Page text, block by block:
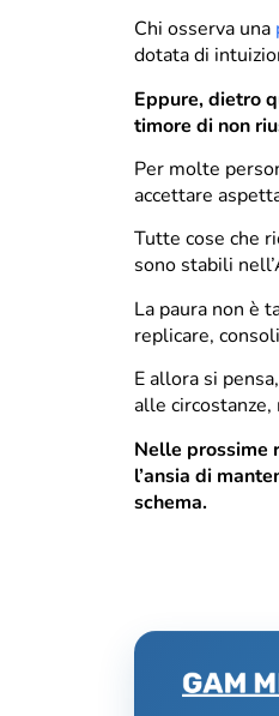
Chi osserva una
dotata di
Eppure, dietro
timore di non
Per molte
accettare
Tutte cose che
sono stabili
La paura non è
replicare,
E allora si
alle
Nelle prossime
l’ansia di
schema.